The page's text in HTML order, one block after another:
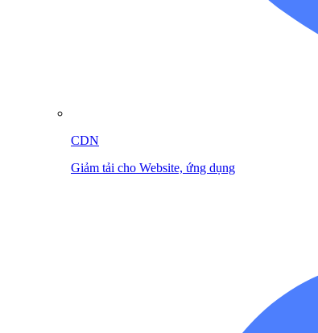
CDN
Giảm tải cho Website, ứng dụng